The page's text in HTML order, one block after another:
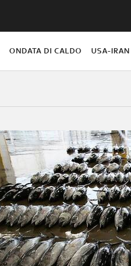
ONDATA DI CALDO USA-IRAN